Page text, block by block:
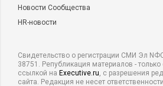
Новости Сообщества
HR-новости
Свидетельство о регистрации СМИ Эл
38751. Републикация материалов - только
ссылкой на Executive.ru, с разрешения
сайта. Редакция не несет